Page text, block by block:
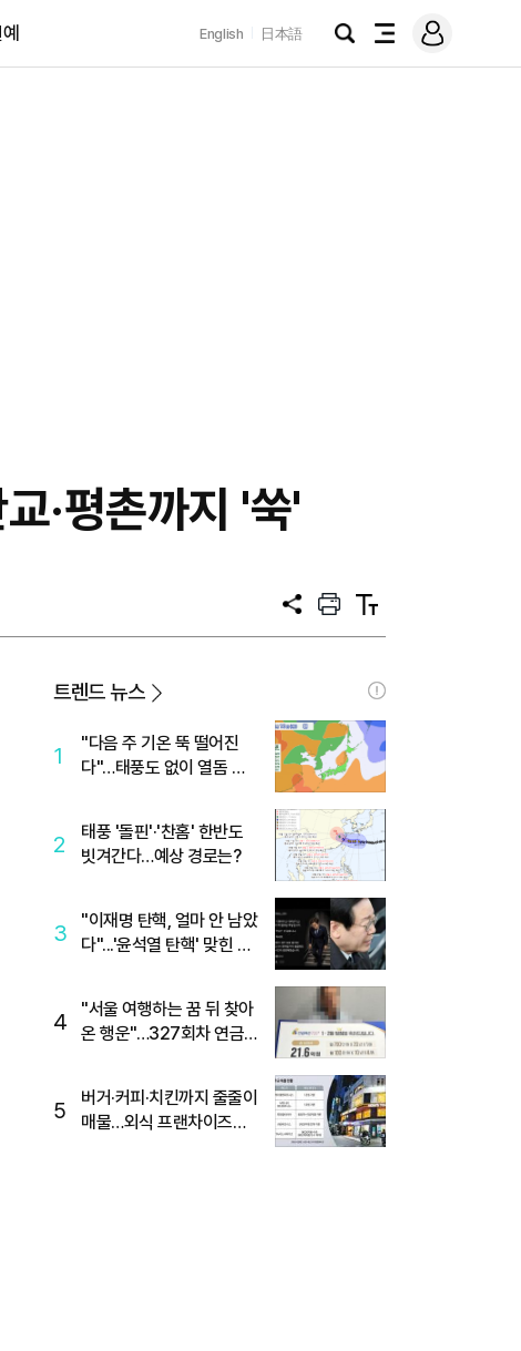
English 日本語
검
전
메
그
·평촌까지 '쑥'
공
프
트
텍
트
트렌드 뉴스
1
"다음 주 기온 뚝 떨어진
다"…태풍도 없이 열돔 박
2
태풍 '돌핀'·'찬홈' 한반도
빗겨간다…예상 경로는?
3
"이재명 탄핵, 얼마 안 남았
다"...'윤석열 탄핵' 맞힌 무
4
"서울 여행하는 꿈 뒤 찾아
온 행운"…327회차 연금
5
버거·커피·치킨까지 줄줄이
매물…외식 프랜차이즈